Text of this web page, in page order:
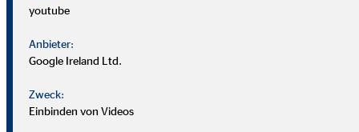
Bei OVB gibt es keine Grenzen: Unser Karriereplan bietet
Aufstiegsmöglichkeiten durch Ausbildung und Praxis.
Unterstützung bekommst du von deinem Team und deiner
youtube
Anbieter:
Google Ireland Ltd.
Zweck:
Einbinden von Videos